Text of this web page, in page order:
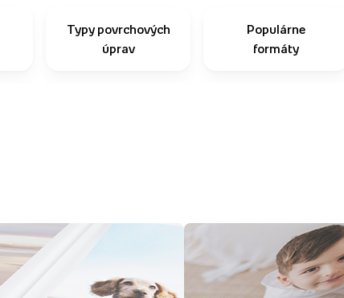
Typy povrchových
úprav
Populárne
formáty